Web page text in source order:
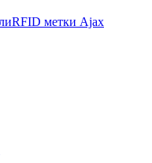
RFID метки Ajax